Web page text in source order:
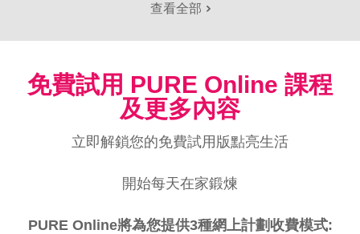
查看全部
免費試用 PURE Online 課程
及更多內容
立即解鎖您的免費試用版點亮生活
開始每天在家鍛煉
PURE Online將為您提供3種網上計劃收費模式: